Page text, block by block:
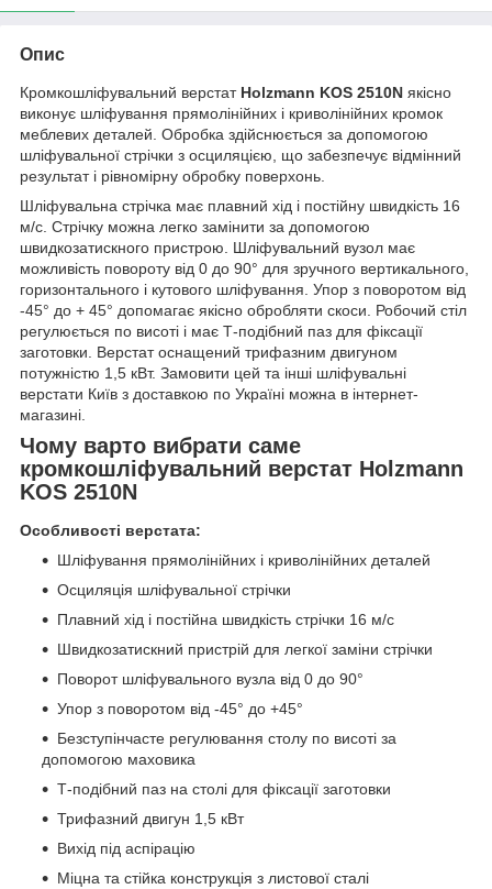
Опис
Кромкошліфувальний верстат Holzmann KOS 2510N якісно
виконує шліфування прямолінійних і криволінійних кромок
меблевих деталей. Обробка здійснюється за допомогою
шліфувальної стрічки з осциляцією, що забезпечує відмінний
результат і рівномірну обробку поверхонь.
Шліфувальна стрічка має плавний хід і постійну швидкість 16
м/с. Стрічку можна легко замінити за допомогою
швидкозатискного пристрою. Шліфувальний вузол має
можливість повороту від 0 до 90° для зручного вертикального,
горизонтального і кутового шліфування. Упор з поворотом від
-45° до + 45° допомагає якісно обробляти скоси. Робочий стіл
регулюється по висоті і має Т-подібний паз для фіксації
заготовки. Верстат оснащений трифазним двигуном
потужністю 1,5 кВт. Замовити цей та інші шліфувальні
верстати Київ з доставкою по Україні можна в інтернет-
магазині.
Чому варто вибрати саме
кромкошліфувальний верстат Holzmann
KOS 2510N
Особливості верстата:
Шліфування прямолінійних і криволінійних деталей
Осциляція шліфувальної стрічки
Плавний хід і постійна швидкість стрічки 16 м/с
Швидкозатискний пристрій для легкої заміни стрічки
Поворот шліфувального вузла від 0 до 90°
Упор з поворотом від -45° до +45°
Безступінчасте регулювання столу по висоті за
допомогою маховика
Т-подібний паз на столі для фіксації заготовки
Трифазний двигун 1,5 кВт
Вихід під аспірацію
Міцна та стійка конструкція з листової сталі